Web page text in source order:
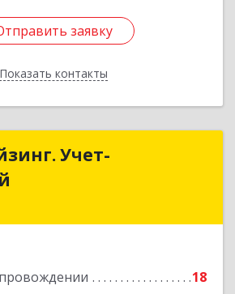
заявку
Показать контакты
заявку
Назад
Учет-
18
Учет-